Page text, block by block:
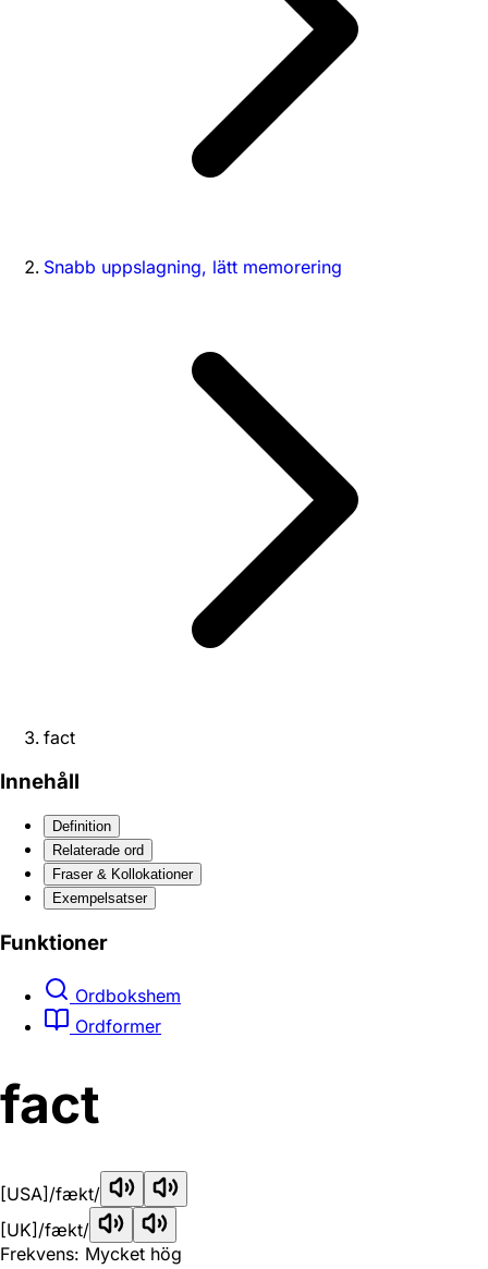
Snabb uppslagning, lätt memorering
fact
Innehåll
Definition
Relaterade ord
Fraser & Kollokationer
Exempelsatser
Funktioner
Ordbokshem
Ordformer
fact
[USA] /fækt/
[UK] /fækt/
Frekvens: Mycket hög